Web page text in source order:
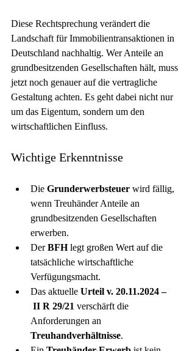
Diese Rechtsprechung verändert die
Landschaft für Immobilientransaktionen in
Deutschland nachhaltig. Wer Anteile an
grundbesitzenden Gesellschaften hält, muss
jetzt noch genauer auf die vertragliche
Gestaltung achten. Es geht dabei nicht nur
um das Eigentum, sondern um den
wirtschaftlichen Einfluss.
Wichtige Erkenntnisse
Die Grunderwerbsteuer wird fällig,
wenn Treuhänder Anteile an
grundbesitzenden Gesellschaften
erwerben.
Der BFH legt großen Wert auf die
tatsächliche wirtschaftliche
Verfügungsmacht.
Das aktuelle Urteil v. 20.11.2024 –
II R 29/21 verschärft die
Anforderungen an
Treuhandverhältnisse.